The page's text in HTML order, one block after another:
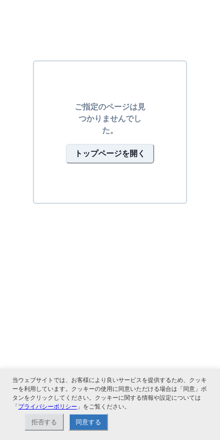
ご指定のページは見
つかりませんでし
た。
トップページを開く
当ウェブサイトでは、お客様により良いサービスを提供するため、クッキ
ーを利用しています。クッキーの使用に同意いただける場合は「同意」ボ
タンをクリックしてください。クッキーに関する情報や設定については
「プライバシーポリシー 」をご覧ください。
拒否する 同意する